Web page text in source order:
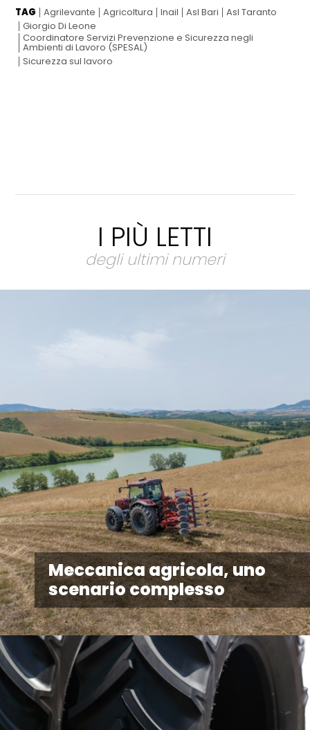
TAG Agrilevante Agricoltura Inail Asl Bari
Asl Taranto
Giorgio Di Leone
Coordinatore Servizi Prevenzione e Sicurezza negli
Ambienti di Lavoro (SPESAL)
Sicurezza sul lavoro
I PIÙ LETTI
degli ultimi numeri
Meccanica agricola, uno
scenario complesso